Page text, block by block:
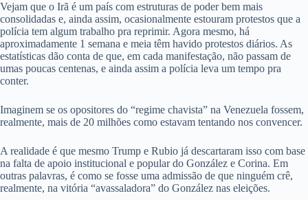
Vejam que o Irã é um país com estruturas de poder bem mais
consolidadas e, ainda assim, ocasionalmente estouram protestos que a
polícia tem algum trabalho pra reprimir. Agora mesmo, há
aproximadamente 1 semana e meia têm havido protestos diários. As
estatísticas dão conta de que, em cada manifestação, não passam de
umas poucas centenas, e ainda assim a polícia leva um tempo pra
conter.
Imaginem se os opositores do “regime chavista” na Venezuela fossem,
realmente, mais de 20 milhões como estavam tentando nos convencer.
A realidade é que mesmo Trump e Rubio já descartaram isso com base
na falta de apoio institucional e popular do González e Corina. Em
outras palavras, é como se fosse uma admissão de que ninguém crê,
realmente, na vitória “avassaladora” do González nas eleições.